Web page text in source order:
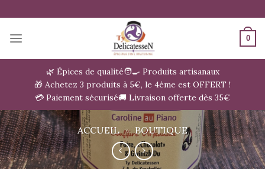
au
contenu
0
🌿 Épices de qualité🧑‍🍳 Produits artisanaux
🎁 Achetez 3 produits à 5€, le 4ème est OFFERT !
💳 Paiement sécurisé🚚 Livraison offerte dès 35€
ACCUEIL » BOUTIQUE